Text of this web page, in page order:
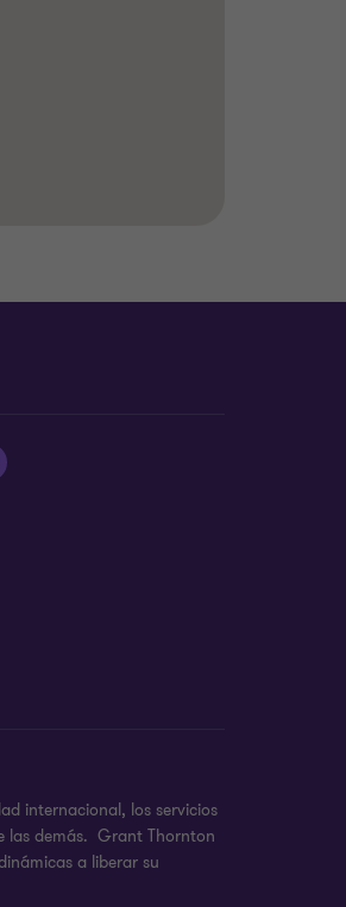
internacional, los servicios
las demás. Grant Thornton
a liberar su